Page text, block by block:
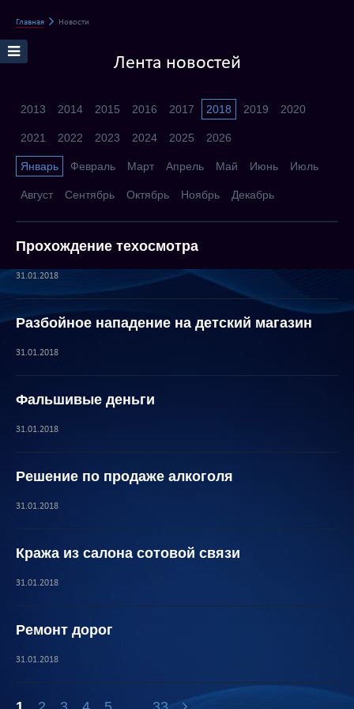
Главная Новости
Лента новостей
2013 2014 2015 2016 2017 2018 2019 2020
2021 2022 2023 2024 2025 2026
Январь Февраль Март Апрель Май Июнь Июль
Август Сентябрь Октябрь Ноябрь Декабрь
Прохождение техосмотра
31.01.2018
Разбойное нападение на детский магазин
31.01.2018
Фальшивые деньги
31.01.2018
Решение по продаже алкоголя
31.01.2018
Кража из салона сотовой связи
31.01.2018
Ремонт дорог
31.01.2018